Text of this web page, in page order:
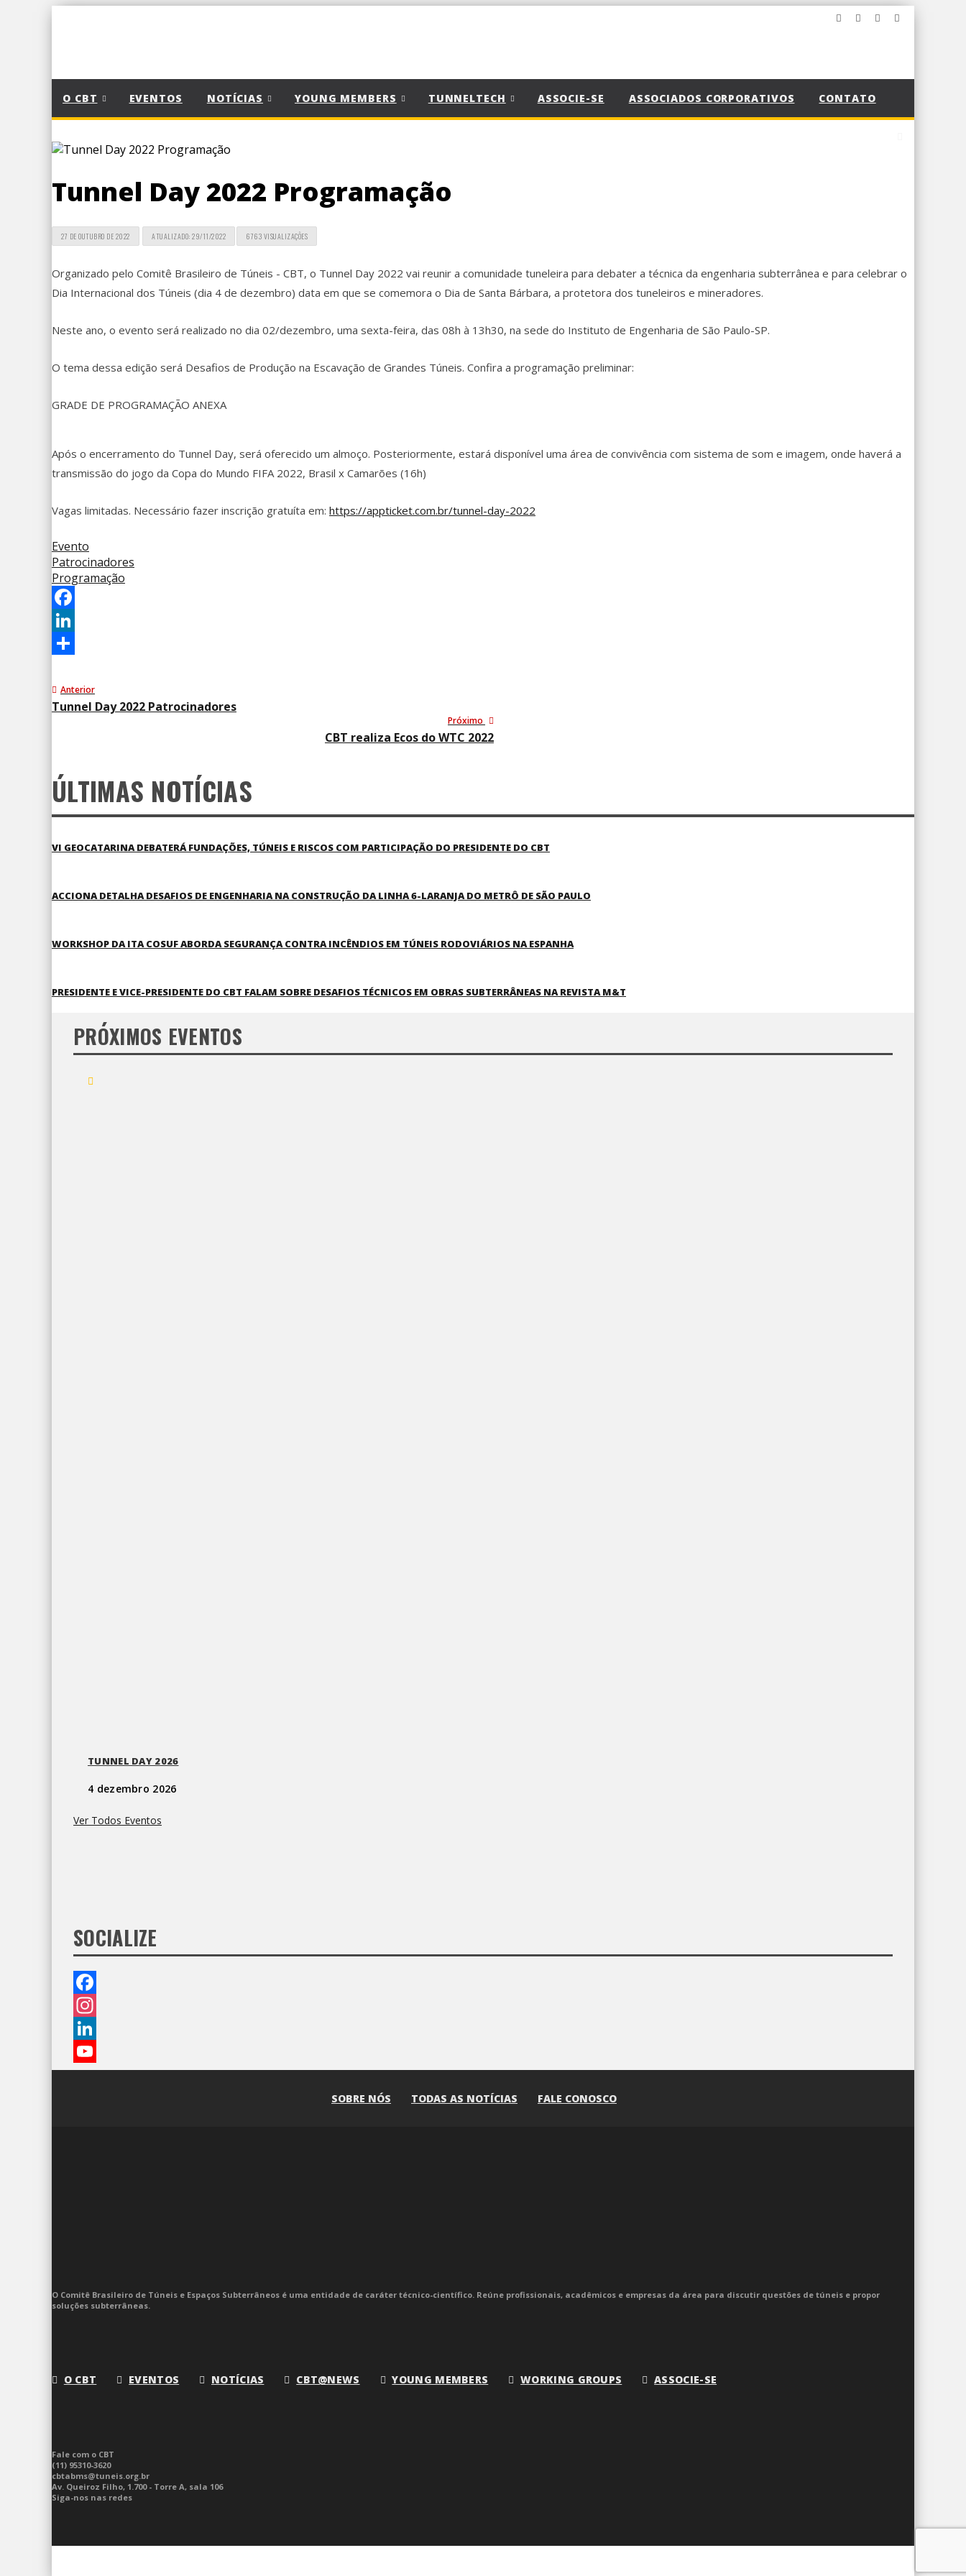
O CBT EVENTOS NOTÍCIAS YOUNG MEMBERS TUNNELTECH ASSOCIE-SE ASSOCIADOS CORPORATIVOS CONTATO
Tunnel Day 2022 Programação
27 DE OUTUBRO DE 2022 ATUALIZADO: 29/11/2022 6763 VISUALIZAÇÕES
Organizado pelo Comitê Brasileiro de Túneis - CBT, o Tunnel Day 2022 vai reunir a comunidade tuneleira para debater a técnica da engenharia subterrânea e para celebrar o
Dia Internacional dos Túneis (dia 4 de dezembro) data em que se comemora o Dia de Santa Bárbara, a protetora dos tuneleiros e mineradores.
Neste ano, o evento será realizado no dia 02/dezembro, uma sexta-feira, das 08h à 13h30, na sede do Instituto de Engenharia de São Paulo-SP.
O tema dessa edição será Desafios de Produção na Escavação de Grandes Túneis. Confira a programação preliminar:
GRADE DE PROGRAMAÇÃO ANEXA
Após o encerramento do Tunnel Day, será oferecido um almoço. Posteriormente, estará disponível uma área de convivência com sistema de som e imagem, onde haverá a
transmissão do jogo da Copa do Mundo FIFA 2022, Brasil x Camarões (16h)
Vagas limitadas. Necessário fazer inscrição gratuíta em: https://appticket.com.br/tunnel-day-2022
Evento
Patrocinadores
Programação
Facebook
LinkedIn
Anterior
Tunnel Day 2022 Patrocinadores
Próximo
CBT realiza Ecos do WTC 2022
ÚLTIMAS NOTÍCIAS
VI GEOCATARINA DEBATERÁ FUNDAÇÕES, TÚNEIS E RISCOS COM PARTICIPAÇÃO DO PRESIDENTE DO CBT
ACCIONA DETALHA DESAFIOS DE ENGENHARIA NA CONSTRUÇÃO DA LINHA 6-LARANJA DO METRÔ DE SÃO PAULO
WORKSHOP DA ITA COSUF ABORDA SEGURANÇA CONTRA INCÊNDIOS EM TÚNEIS RODOVIÁRIOS NA ESPANHA
PRESIDENTE E VICE-PRESIDENTE DO CBT FALAM SOBRE DESAFIOS TÉCNICOS EM OBRAS SUBTERRÂNEAS NA REVISTA M&T
PRÓXIMOS EVENTOS
TUNNEL DAY 2026
4 dezembro 2026
Ver Todos Eventos
SOCIALIZE
Facebook
Instagram
LinkedIn
YouTube
SOBRE NÓS TODAS AS NOTÍCIAS FALE CONOSCO
O Comitê Brasileiro de Túneis e Espaços Subterrâneos é uma entidade de caráter técnico-científico. Reúne profissionais, acadêmicos e empresas da área para discutir questões de túneis e propor
soluções subterrâneas.
O CBT EVENTOS NOTÍCIAS CBT@NEWS YOUNG MEMBERS WORKING GROUPS ASSOCIE-SE
Fale com o CBT
(11) 95310-3620
cbtabms@tuneis.org.br
Av. Queiroz Filho, 1.700 - Torre A, sala 106
Siga-nos nas redes